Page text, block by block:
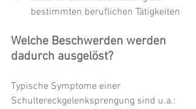
bestimmten beruflichen Tätigkeiten
Welche Beschwerden werden
dadurch ausgelöst?
Typische Symptome einer
Schultereckgelenksprengung sind u.a.: